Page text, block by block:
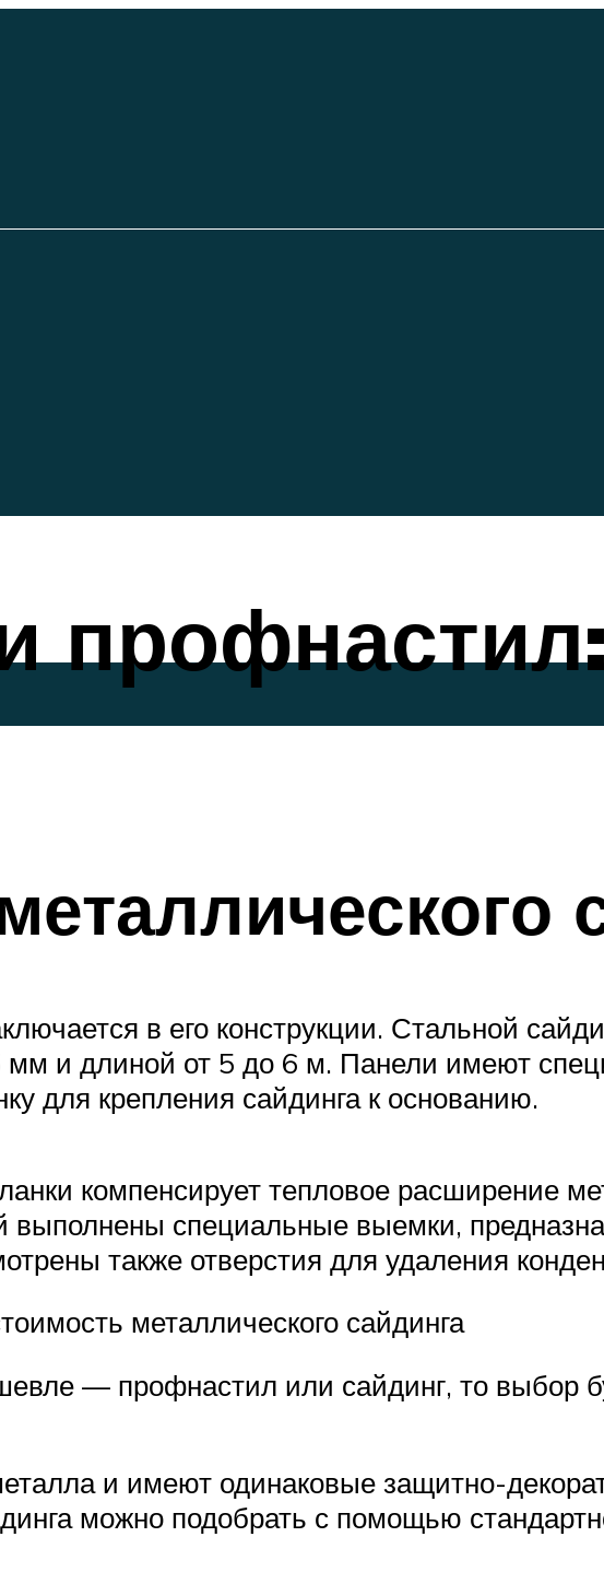
в его конструкции. Стальной
и длиной от 5 до 6 м. Панели имеют
для крепления сайдинга к основанию.
компенсирует тепловое расширение
выполнены специальные выемки,
также отверстия для удаления
металлического сайдинга
— профнастил или сайдинг, то выбор
и имеют одинаковые защитно-
можно подобрать с помощью